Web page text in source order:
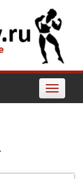
Toggle